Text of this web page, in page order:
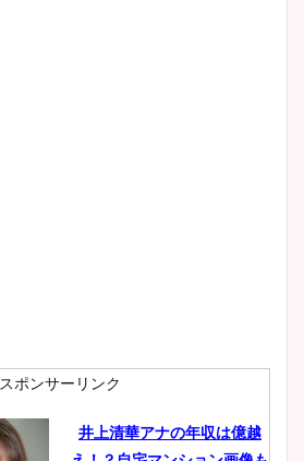
肉も凄い！
スポンサーリンク
井上清華アナの年収は億越